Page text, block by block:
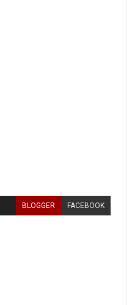
BLOGGER FACEBOOK